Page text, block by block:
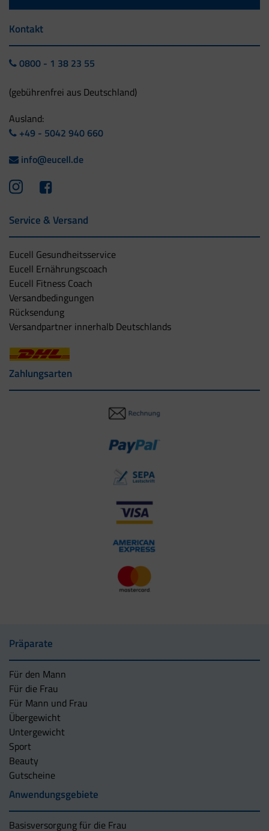
Kontakt
0800 - 1 38 23 55
(gebührenfrei aus Deutschland)
Ausland:
+49 - 5042 940 660
info@eucell.de
Service & Versand
Eucell Gesundheitsservice
Eucell Ernährungscoach
Eucell Fitness Coach
Versandbedingungen
Rücksendung
Versandpartner innerhalb Deutschlands
Zahlungsarten
Präparate
Für den Mann
Für die Frau
Für Mann und Frau
Übergewicht
Untergewicht
Sport
Beauty
Gutscheine
Anwendungsgebiete
Basisversorgung für die Frau